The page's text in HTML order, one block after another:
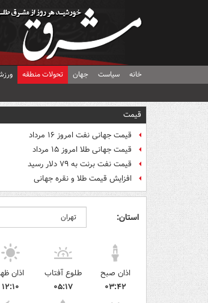
خانه سیاست جهان تحولات منطقه
قیمت
قیمت جهانی نفت امروز ۱۶ مرداد
قیمت جهانی طلا امروز ۱۵ مرداد
قیمت نفت برنت به ۷۹ دلار رسید
افزایش قیمت طلا و نقره جهانی
استان:
اذان صبح
۰۳:۴۲
طلوع آفتاب
۰۵:۱۷
اذان
۱۲:۱۰